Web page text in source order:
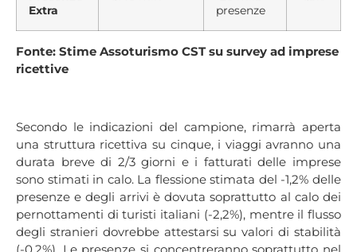
Extra
presenze
Fonte: Stime Assoturismo CST su survey ad imprese
ricettive
Secondo le indicazioni del campione, rimarrà aperta
una struttura ricettiva su cinque, i viaggi avranno una
durata breve di 2/3 giorni e i fatturati delle imprese
sono stimati in calo. La flessione stimata del -1,2% delle
presenze e degli arrivi è dovuta soprattutto al calo dei
pernottamenti di turisti italiani (-2,2%), mentre il flusso
degli stranieri dovrebbe attestarsi su valori di stabilità